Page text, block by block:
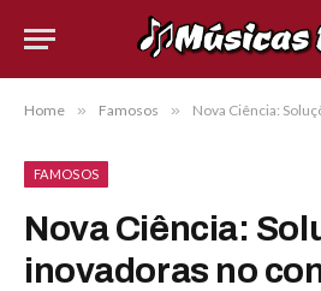
Home » Famosos » Nova Ciência:
FAMOSOS
Nova Ciência:
inovadoras no